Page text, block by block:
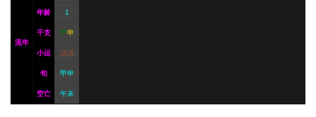
流年
年龄 1
干支 甲申
小运 戊戌
旬 甲申
空亡 午未